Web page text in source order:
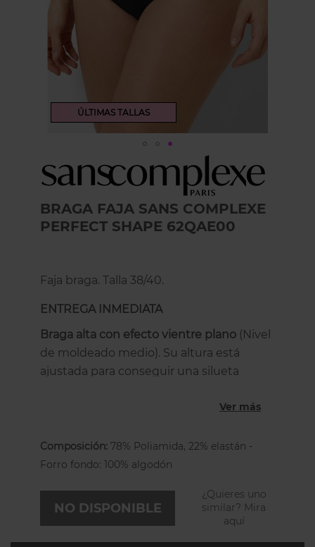
BRAGA FAJA SANS COMPLEXE
PERFECT SHAPE 62QAE00
Faja braga. Talla 38/40.
ENTREGA INMEDIATA
Braga alta con efecto vientre plano(Nivel
de moldeado medio). Su altura está
ajustada para conseguir una silueta
microfibra ultra suave, con un forro de
elasticidad para un efecto vientre plano
con dos bandas de encaje floral en los
perfecto. Por detrás es de encaje floral
elástico, sin costuras sobre las nalgas que
Ver más
Composición: 78% Poliamida, 22% elastán -
Forro fondo: 100% algodón
NO DISPONIBLE
¿Quieres uno
similar? Mira
aquí
ÚLTIMAS TALLAS